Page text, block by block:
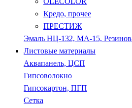
Кредо, прочее
ПРЕСТИЖ
Эмаль НЦ-132, МА-15,
Листовые материалы
Аквапанель, ЦСП
Гипсоволокно
Гипсокартон, ПГП
Сетка